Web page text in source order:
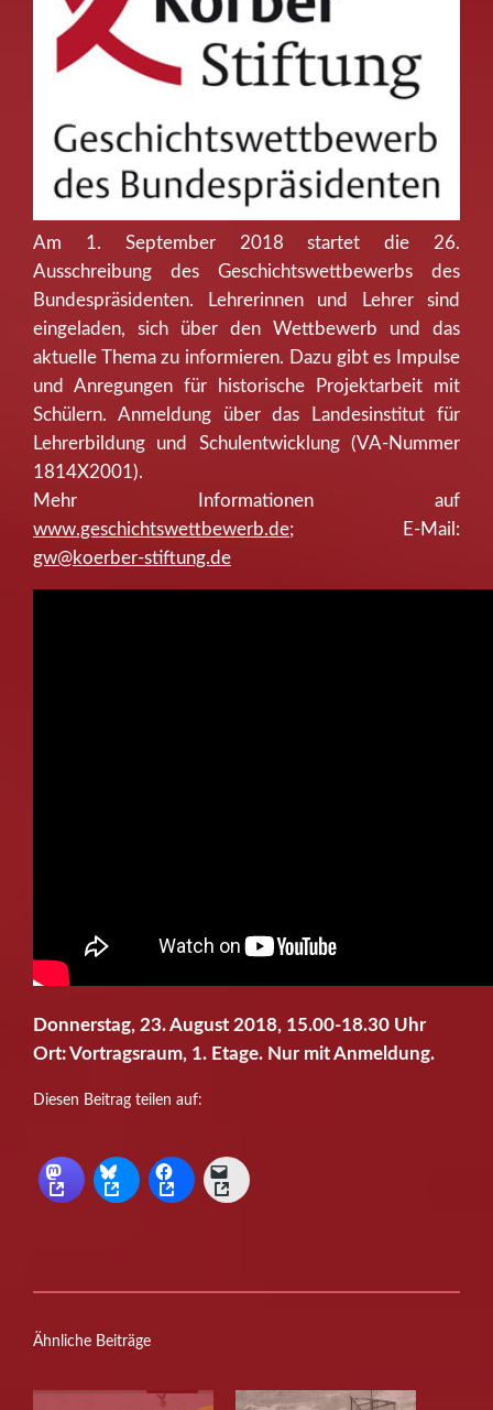
Am 1. September 2018 startet die 26.
Ausschreibung des Geschichtswettbewerbs des
Bundespräsidenten. Lehrerinnen und Lehrer sind
eingeladen, sich über den Wettbewerb und das
aktuelle Thema zu informieren. Dazu gibt es Impulse
und Anregungen für historische Projektarbeit mit
Schülern. Anmeldung über das Landesinstitut für
Lehrerbildung und Schulentwicklung (VA-Nummer
1814X2001).
Mehr Informationen auf
www.geschichtswettbewerb.de; E-Mail:
gw@koerber-stiftung.de
Donnerstag, 23. August 2018, 15.00-18.30 Uhr
Ort: Vortragsraum, 1. Etage. Nur mit Anmeldung.
Diesen Beitrag teilen auf:
Ähnliche Beiträge